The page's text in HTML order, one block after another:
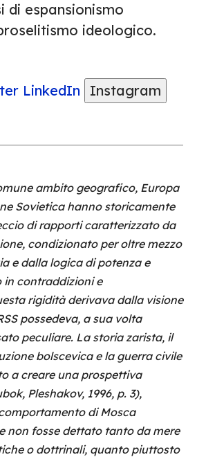
di espansionismo
ideologico.
LinkedIn
Instagram
ambito geografico, Europa
Sovietica hanno storicamente
di rapporti caratterizzato da
condizionato per oltre mezzo
e dalla logica di potenza e
in contraddizioni e
rigidità derivava dalla visione
possedeva, a sua volta
peculiare. La storia zarista, il
bolscevica e la guerra civile
a creare una prospettiva
Pleshakov, 1996, p. 3),
di Mosca
non fosse dettato tanto da mere
o dottrinali, quanto piuttosto